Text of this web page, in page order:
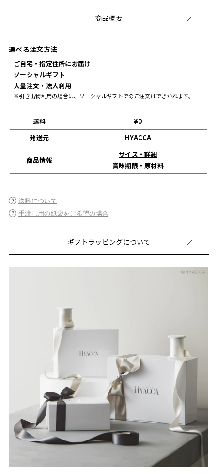
商品概要
選べる注文方法
ご自宅・指定住所にお届け
ソーシャルギフト
大量注文・法人利用
※引き出物利用の場合は、ソーシャルギフトでのご注文はできかねます。
送料
¥0
発送元
HYACCA
商品情報
サイズ・詳細
賞味期限・原材料
送料について
手渡し用の紙袋をご希望の場合
ギフトラッピングについて